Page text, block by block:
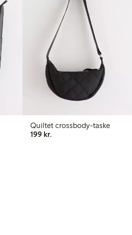
Quiltet crossbody-taske
199 kr.